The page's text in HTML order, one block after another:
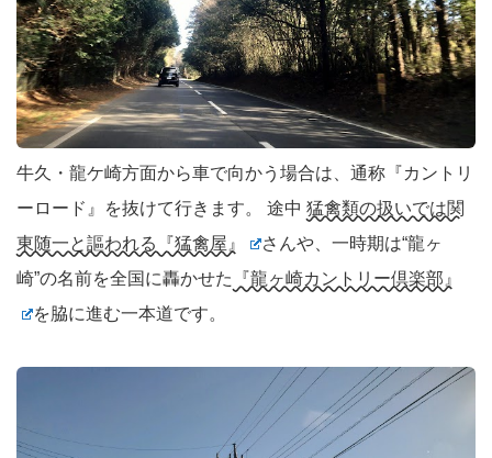
牛久・龍ケ崎方面から車で向かう場合は、通称『カントリ
ーロード』を抜けて行きます。 途中 猛禽類の扱いでは関
東随一と謳われる『猛禽屋』
さんや、一時期は“龍ヶ
崎”の名前を全国に轟かせた
『龍ヶ崎カントリー倶楽部』
を脇に進む一本道です。